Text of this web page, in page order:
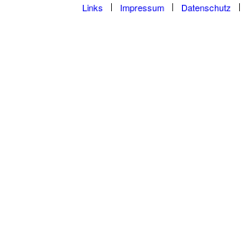
Links Impressum Datenschutz